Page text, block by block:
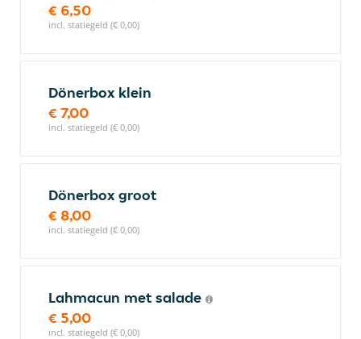
€ 6,50
incl. statiegeld (€ 0,00)
Dönerbox klein
€ 7,00
incl. statiegeld (€ 0,00)
Dönerbox groot
€ 8,00
incl. statiegeld (€ 0,00)
Lahmacun met salade
€ 5,00
incl. statiegeld (€ 0,00)